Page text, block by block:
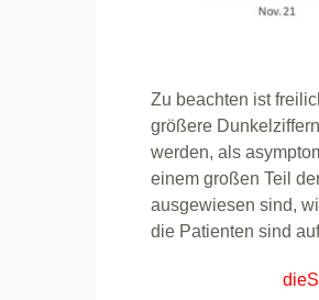
Zu beachten ist
größere
werden, als
einem großen Teil
ausgewiesen sind,
die Patienten sind